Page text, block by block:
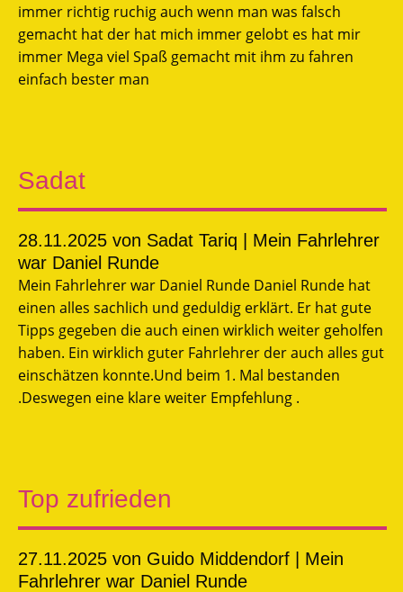
immer richtig ruchig auch wenn man was falsch
gemacht hat der hat mich immer gelobt es hat mir
immer Mega viel Spaß gemacht mit ihm zu fahren
einfach bester man
Sadat
28.11.2025 von Sadat Tariq | Mein Fahrlehrer
war Daniel Runde
Mein Fahrlehrer war Daniel Runde Daniel Runde hat
einen alles sachlich und geduldig erklärt. Er hat gute
Tipps gegeben die auch einen wirklich weiter geholfen
haben. Ein wirklich guter Fahrlehrer der auch alles gut
einschätzen konnte.Und beim 1. Mal bestanden
.Deswegen eine klare weiter Empfehlung .
Top zufrieden
27.11.2025 von Guido Middendorf | Mein
Fahrlehrer war Daniel Runde